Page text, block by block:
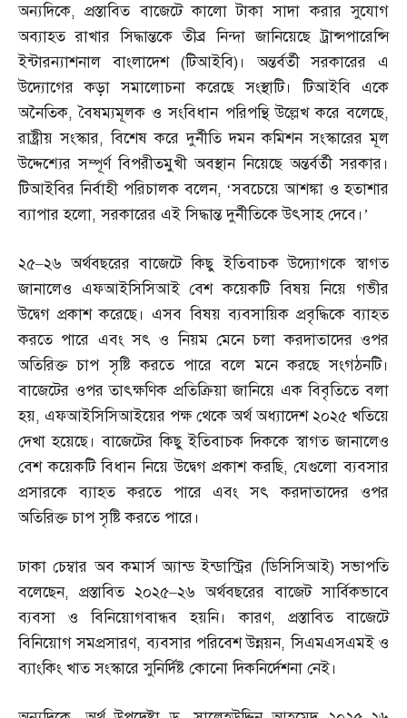
অন্যদিকে,প্রস্তাবিত বাজেটে কালো টাকা সাদা করার সুযোগ
অব্যাহত রাখার সিদ্ধান্তকে তীব্র নিন্দা জানিয়েছে ট্রান্সপারেন্সি
ইন্টারন্যাশনাল বাংলাদেশ (টিআইবি)। অন্তর্বর্তী সরকারের এ
উদ্যোগের কড়া সমালোচনা করেছে সংস্থাটি। টিআইবি একে
অনৈতিক,বৈষম্যমূলক ও সংবিধান পরিপন্থি উল্লেখ করে বলেছে,
রাষ্ট্রীয় সংস্কার,বিশেষ করে দুর্নীতি দমন কমিশন সংস্কারের মূল
উদ্দেশ্যের সম্পূর্ণ বিপরীতমুখী অবস্থান নিয়েছে অন্তর্বর্তী সরকার।
টিআইবির নির্বাহী পরিচালক বলেন, ‘সবচেয়ে আশঙ্কা ও হতাশার
ব্যাপার হলো,সরকারের এই সিদ্ধান্ত দুর্নীতিকে উৎসাহ দেবে।’
২৫–২৬ অর্থবছরের বাজেটে কিছু ইতিবাচক উদ্যোগকে স্বাগত
জানালেও এফআইসিসিআই বেশ কয়েকটি বিষয় নিয়ে গভীর
উদ্বেগ প্রকাশ করেছে। এসব বিষয় ব্যবসায়িক প্রবৃদ্ধিকে ব্যাহত
করতে পারে এবং সৎ ও নিয়ম মেনে চলা করদাতাদের ওপর
অতিরিক্ত চাপ সৃষ্টি করতে পারে বলে মনে করছে সংগঠনটি।
বাজেটের ওপর তাৎক্ষণিক প্রতিক্রিয়া জানিয়ে এক বিবৃতিতে বলা
হয়, এফআইসিসিআইয়ের পক্ষ থেকে অর্থ অধ্যাদেশ ২০২৫ খতিয়ে
দেখা হয়েছে। বাজেটের কিছু ইতিবাচক দিককে স্বাগত জানালেও
বেশ কয়েকটি বিধান নিয়ে উদ্বেগ প্রকাশ করছি,যেগুলো ব্যবসার
প্রসারকে ব্যাহত করতে পারে এবং সৎ করদাতাদের ওপর
অতিরিক্ত চাপ সৃষ্টি করতে পারে।
ঢাকা চেম্বার অব কমার্স অ্যান্ড ইন্ডাস্ট্রির (ডিসিসিআই)সভাপতি
বলেছেন, প্রস্তাবিত ২০২৫–২৬ অর্থবছরের বাজেট সার্বিকভাবে
ব্যবসা ও বিনিয়োগবান্ধব হয়নি। কারণ, প্রস্তাবিত বাজেটে
বিনিয়োগ সমপ্রসারণ,ব্যবসার পরিবেশ উন্নয়ন,সিএমএসএমই ও
ব্যাংকিং খাত সংস্কারে সুনির্দিষ্ট কোনো দিকনির্দেশনা নেই।